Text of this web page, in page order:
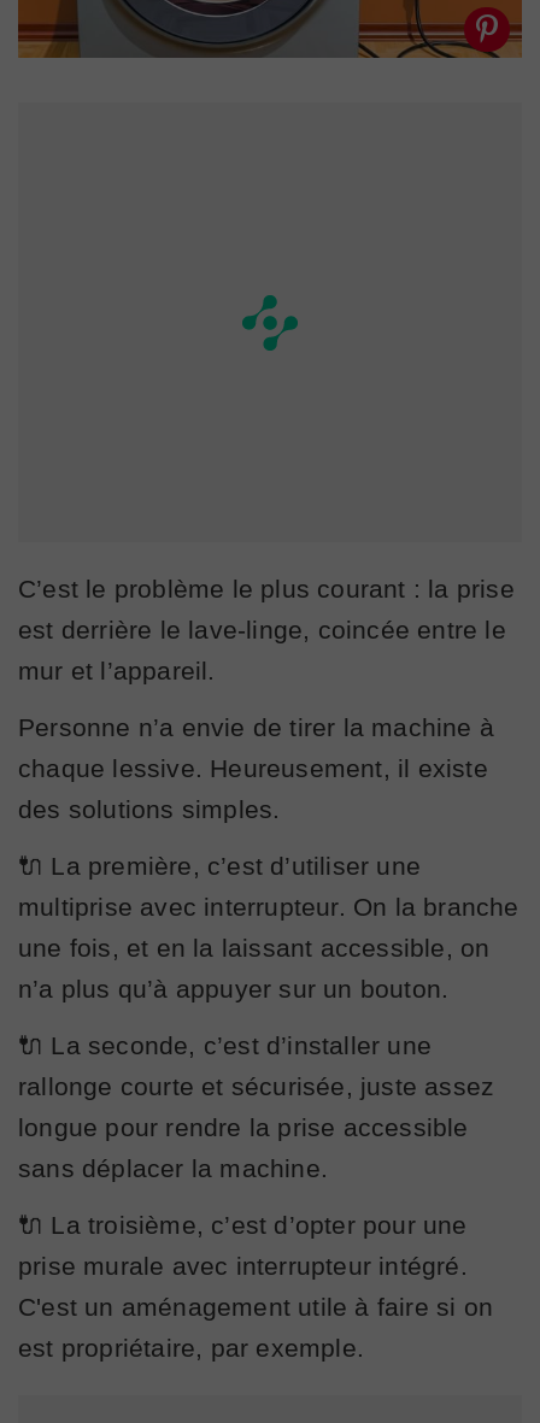
C’est le problème le plus courant : la prise
est derrière le lave-linge, coincée entre le
mur et l’appareil.
Personne n’a envie de tirer la machine à
chaque lessive. Heureusement, il existe
des solutions simples.
🔌 La première, c’est d’utiliser une
multiprise avec interrupteur. On la branche
une fois, et en la laissant accessible, on
n’a plus qu’à appuyer sur un bouton.
🔌 La seconde, c’est d’installer une
rallonge courte et sécurisée, juste assez
longue pour rendre la prise accessible
sans déplacer la machine.
🔌 La troisième, c’est d’opter pour une
prise murale avec interrupteur intégré.
C'est un aménagement utile à faire si on
est propriétaire, par exemple.